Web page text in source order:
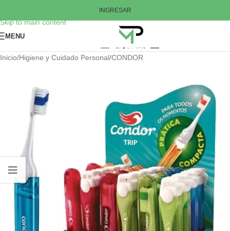
Skip to main content
INGRESAR
MENU
Inicio/Higiene y Cuidado Personal/CONDOR